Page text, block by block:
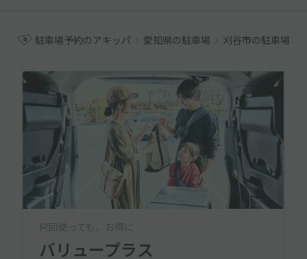
駐車場予約のアキッパ 愛知県の駐車場 刈谷市の駐車場
何回使っても、お得に
バリュープラス